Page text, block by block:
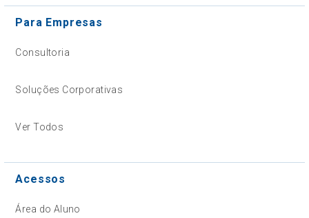
Para Empresas
Consultoria
Soluções Corporativas
Ver Todos
Acessos
Área do Aluno